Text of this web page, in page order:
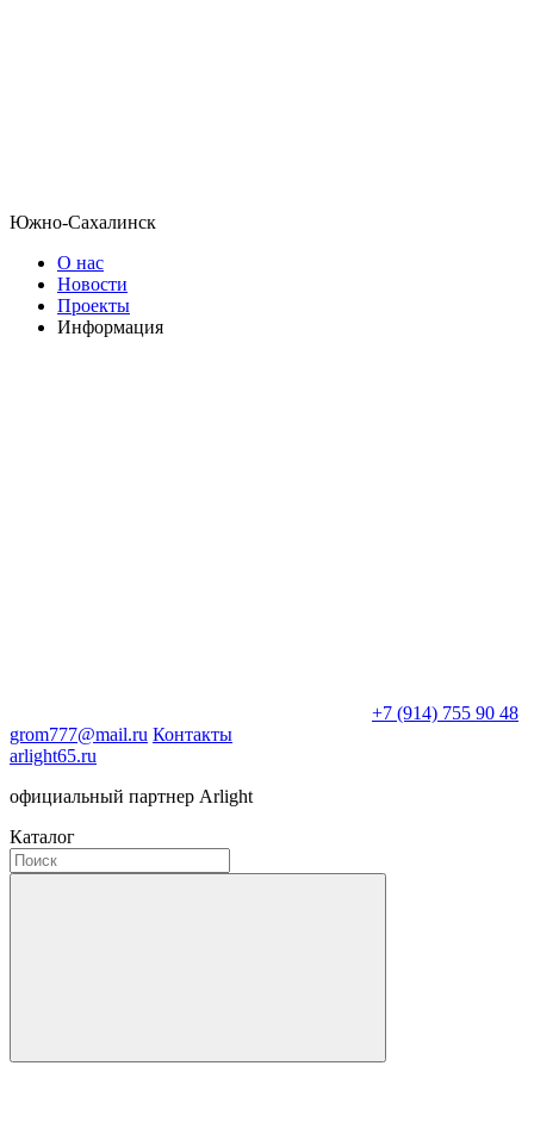
Южно-Сахалинск
О нас
Новости
Проекты
Информация
+7 (914) 755 90 48
grom777@mail.ru Контакты
arlight65.ru
официальный партнер Arlight
Каталог